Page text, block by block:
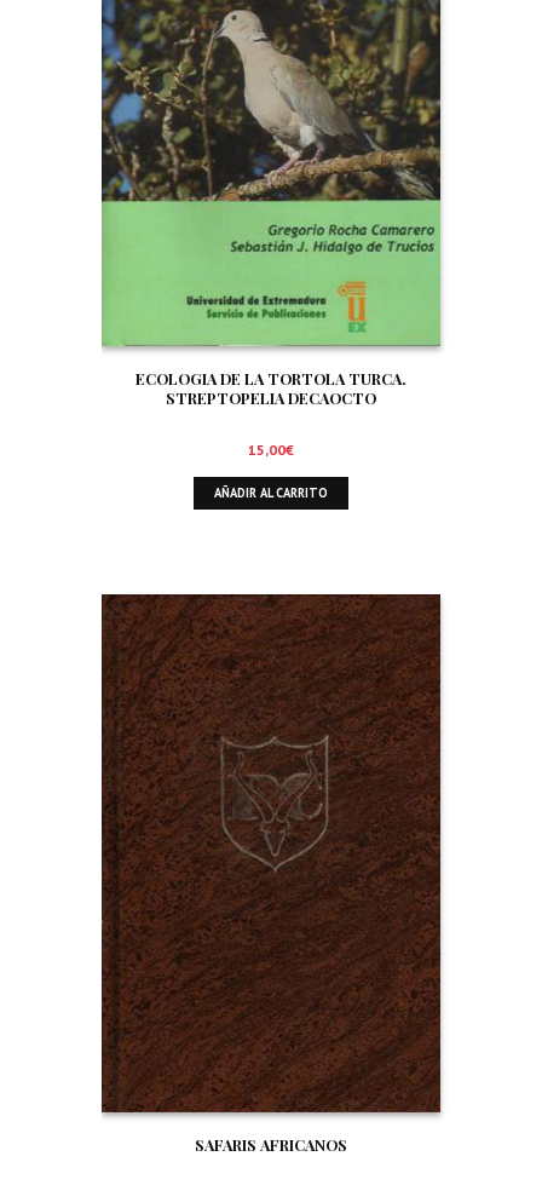
ECOLOGIA DE LA TORTOLA TURCA.
STREPTOPELIA DECAOCTO
15,00€
AÑADIR AL CARRITO
SAFARIS AFRICANOS